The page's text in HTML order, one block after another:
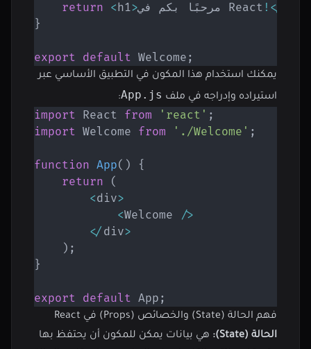
return <h1> مرحبًا بكم في React ! <
}
export default Welcome ;
يمكنك استخدام هذا المكون في التطبيق الأساسي عبر
استيراده وإدراجه في ملف App.js
:
import React from 'react' ;
import Welcome from './Welcome' ;
function App( )
{
return
(
<div>
<Welcome />
</ div>
) ;
}
export default App ;
فهم الحالة (State) والخصائص (Props) في React
الحالة (State):
هي بيانات يمكن للمكون أن يحتفظ بها